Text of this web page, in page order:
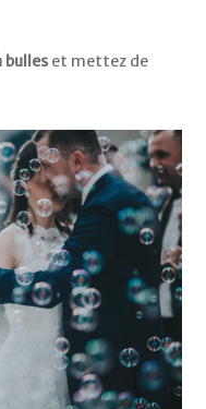
bulles et mettez de